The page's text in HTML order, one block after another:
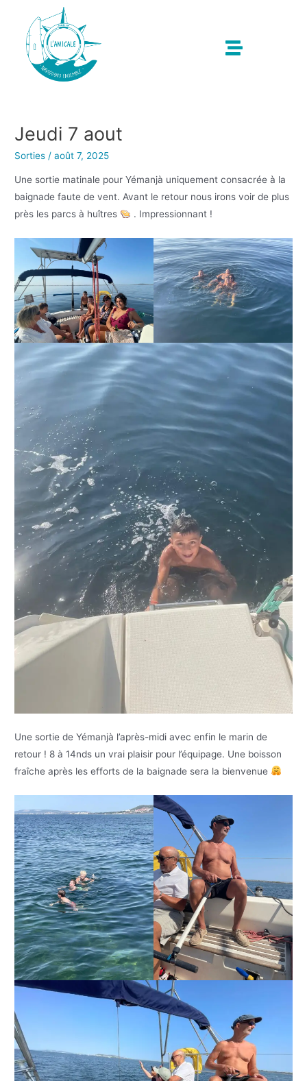
Jeudi 7 aout
Sorties /août 7, 2025
Une sortie matinale pour Yémanjà uniquement consacrée à la
baignade faute de vent. Avant le retour nous irons voir de plus
près les parcs à huîtres
. Impressionnant !
Une sortie de Yémanjà l’après-midi avec enfin le marin de
retour ! 8 à 14nds un vrai plaisir pour l’équipage. Une boisson
fraîche après les efforts de la baignade sera la bienvenue